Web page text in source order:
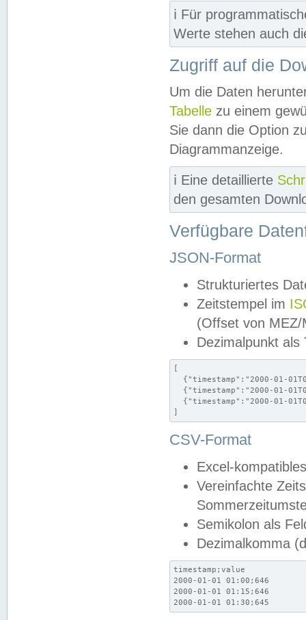
ℹ️ Für
Werte stehen auch
Zugriff auf die
Um die Daten
Tabelle zu einem
Sie dann die Option
Diagrammanzeige.
ℹ️ Eine detaillierte
den gesamten
Verfügbare
JSON-Format
Strukturiertes
Zeitstempel im
(Offset von MEZ/
Dezimalpunkt als
[
{"timestamp":"2000-01-
{"timestamp":"2000-01-
{"timestamp":"2000-01-
]
CSV-Format
Excel-
Vereinfachte
Semikolon als
Dezimalkomma
timestamp;value
2000-01-01 01:00;646
2000-01-01 01:15;646
2000-01-01 01:30;645